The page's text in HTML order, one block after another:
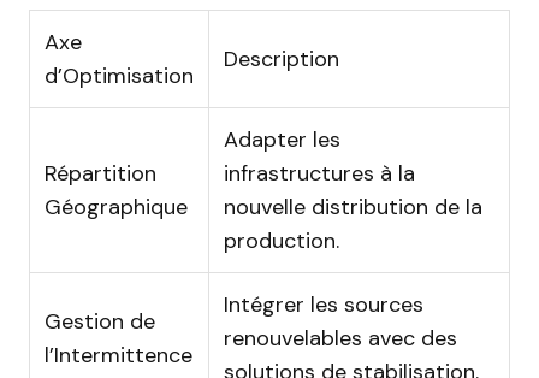
Axe
d’Optimisation
Description
Répartition
Géographique
Adapter les
infrastructures à la
nouvelle distribution de la
production.
Gestion de
l’Intermittence
Intégrer les sources
renouvelables avec des